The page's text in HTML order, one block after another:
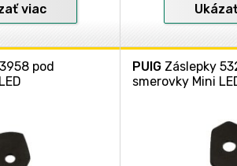
viac
pod
PUIGZáslepky
smerovky Mini